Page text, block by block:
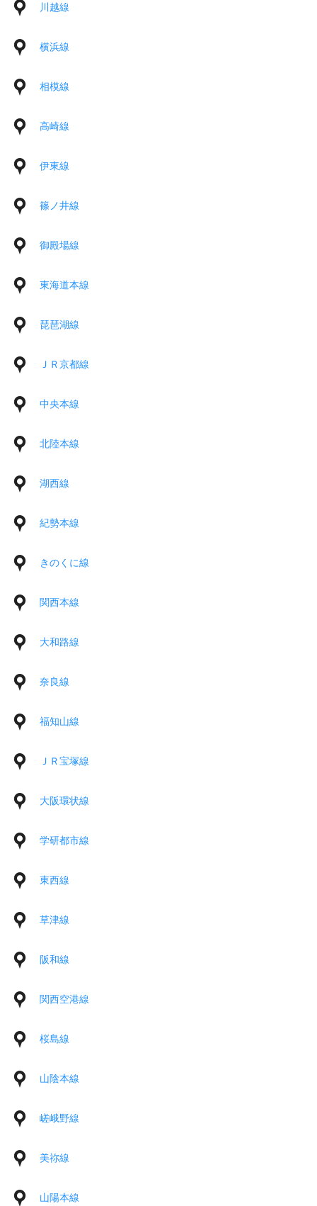
川越線
横浜線
相模線
高崎線
伊東線
篠ノ井線
御殿場線
東海道本線
琵琶湖線
ＪＲ京都線
中央本線
北陸本線
湖西線
紀勢本線
きのくに線
関西本線
大和路線
奈良線
福知山線
ＪＲ宝塚線
大阪環状線
学研都市線
東西線
草津線
阪和線
関西空港線
桜島線
山陰本線
嵯峨野線
美祢線
山陽本線